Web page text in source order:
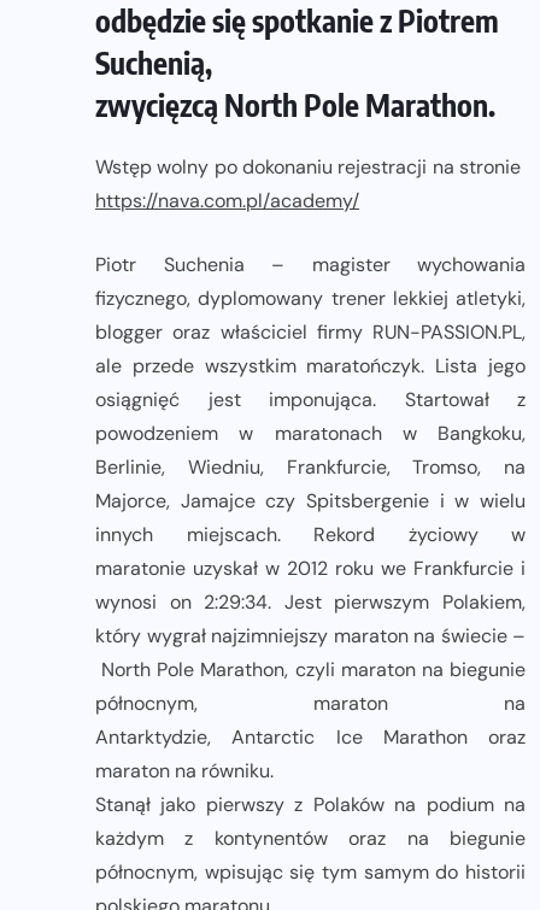
odbędzie się spotkanie z Piotrem
Suchenią,
zwycięzcą North Pole Marathon.
Wstęp wolny po dokonaniu rejestracji na stronie
https://nava.com.pl/academy/
Piotr Suchenia – magister wychowania
fizycznego, dyplomowany trener lekkiej atletyki,
blogger oraz właściciel firmy RUN-PASSION.PL,
ale przede wszystkim maratończyk. Lista jego
osiągnięć jest imponująca. Startował z
powodzeniem w maratonach w Bangkoku,
Berlinie, Wiedniu, Frankfurcie, Tromso, na
Majorce, Jamajce czy Spitsbergenie i w wielu
innych miejscach. Rekord życiowy w
maratonie uzyskał w 2012 roku we Frankfurcie i
wynosi on 2:29:34. Jest pierwszym Polakiem,
który wygrał najzimniejszy maraton na świecie –
North Pole Marathon, czyli maraton na biegunie
północnym, maraton na
Antarktydzie, Antarctic Ice Marathon oraz
maraton na równiku.
Stanął jako pierwszy z Polaków na podium na
każdym z kontynentów oraz na biegunie
północnym, wpisując się tym samym do historii